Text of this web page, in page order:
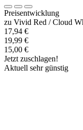
Preisentwicklung
zu Vivid Red / Cloud
17,94 €
19,99 €
15,00 €
Jetzt zuschlagen!
Aktuell sehr günstig